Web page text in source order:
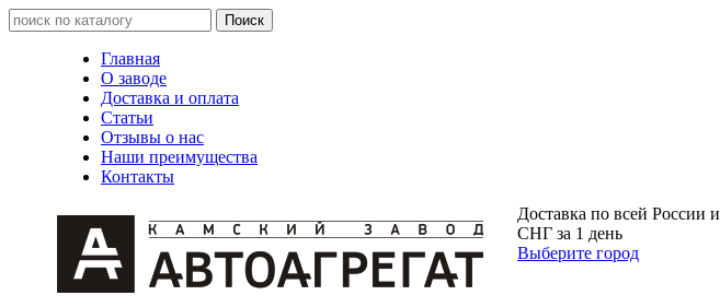
Главная
О заводе
Доставка и оплата
Статьи
Отзывы о нас
Наши преимущества
Контакты
Доставка по всей России и
СНГ за 1 день
Выберите город